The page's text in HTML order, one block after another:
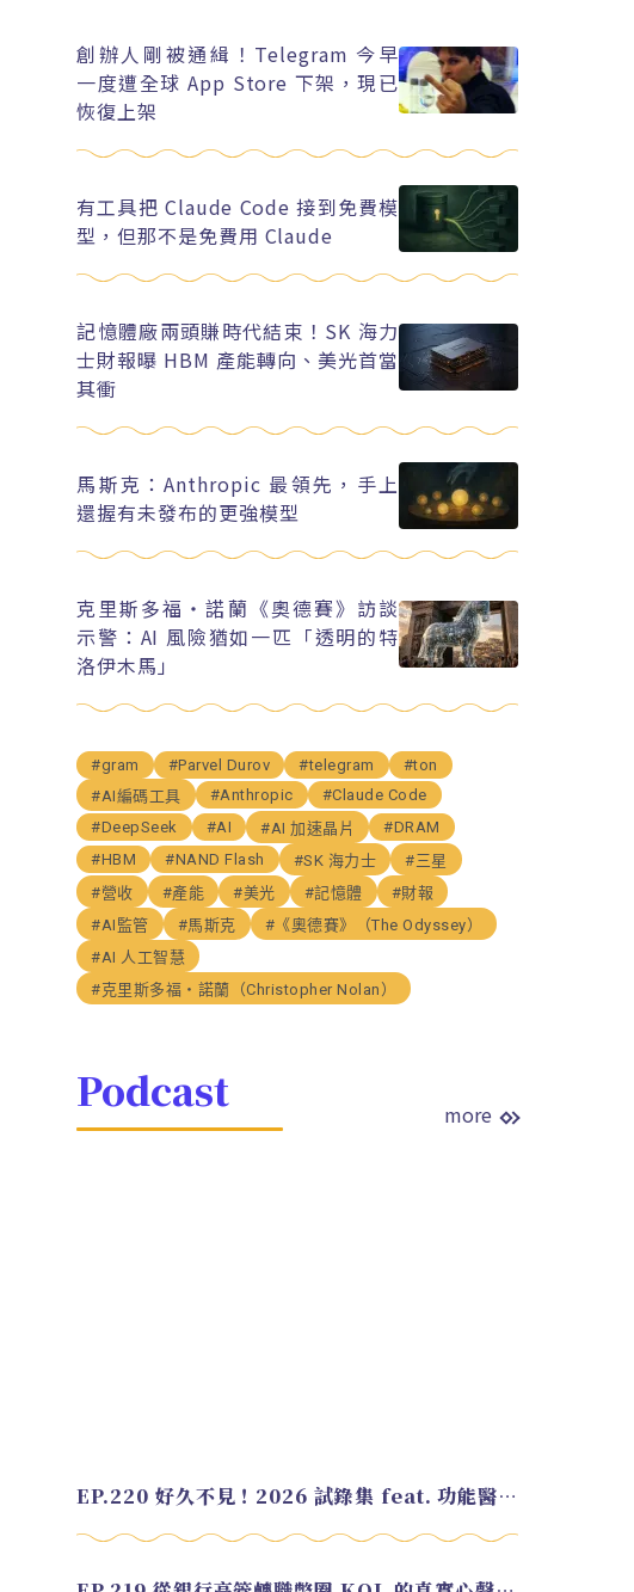
創辦人剛被通緝！Telegram 今早
一度遭全球 App Store 下架，現已
恢復上架
有工具把 Claude Code 接到免費模
型，但那不是免費用 Claude
記憶體廠兩頭賺時代結束！SK 海力
士財報曝 HBM 產能轉向、美光首當
其衝
馬斯克：Anthropic 最領先，手上
還握有未發布的更強模型
克里斯多福・諾蘭《奧德賽》訪談
示警：AI 風險猶如一匹「透明的特
洛伊木馬」
#gram #Parvel Durov #telegram
#ton
#AI編碼工具
#Anthropic
#Claude Code
#DeepSeek
#AI #AI 加速晶片
#DRAM
#HBM
#NAND Flash #SK 海力士
#三星
#營收
#產能 #美光 #記憶體
#財報
#AI監管
#馬斯克
#《奧德賽》（The Odyssey）
#AI 人工智慧
#克里斯多福・諾蘭（Christopher Nolan）
Podcast more
EP.220 好久不見！2026 試錄集 feat. 功能醫學營養師 美寶